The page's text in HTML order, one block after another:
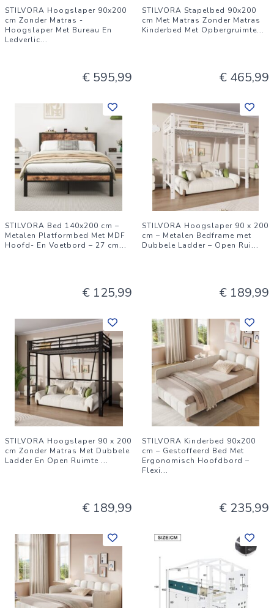
STILVORA Hoogslaper 90x200
cm Zonder Matras -
Hoogslaper Met Bureau En
Ledverlic...
€ 595,99
STILVORA Stapelbed 90x200
cm Met Matras Zonder Matras
Kinderbed Met Opbergruimte...
€ 465,99
STILVORA Bed 140x200 cm –
Metalen Platformbed Met MDF
Hoofd- En Voetbord – 27 cm...
€ 125,99
STILVORA Hoogslaper 90 x 200
cm – Metalen Bedframe met
Dubbele Ladder – Open Rui...
€ 189,99
STILVORA Hoogslaper 90 x 200
cm Zonder Matras Met Dubbele
Ladder En Open Ruimte ...
€ 189,99
STILVORA Kinderbed 90x200
cm – Gestoffeerd Bed Met
Ergonomisch Hoofdbord –
Flexi...
€ 235,99